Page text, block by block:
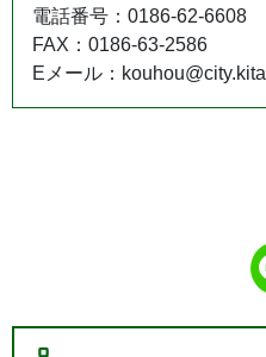
電話番号：0186-62-6608
FAX：0186-63-2586
Eメール：